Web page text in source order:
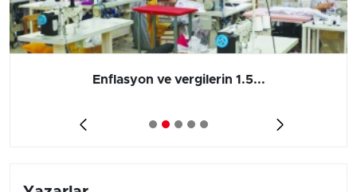
Enflasyon ve vergilerin 1.5...